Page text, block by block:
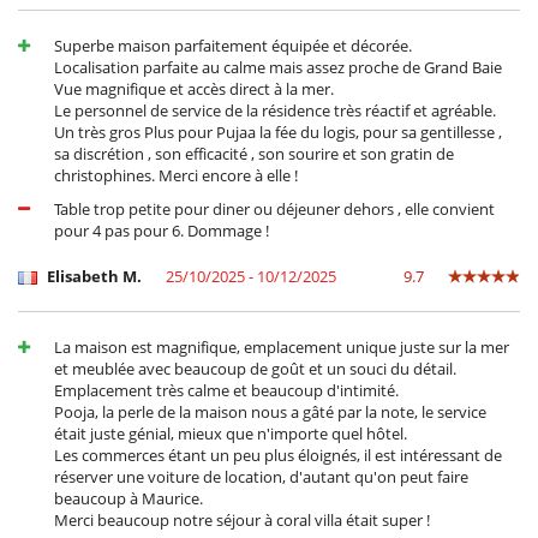
Para su comodidad y agrado
Comedor
Salón
Salón TV
Terraza
Personal
Personal doméstico
Señora de la limpieza
Superbe maison parfaitement équipée et décorée.
Localisation parfaite au calme mais assez proche de Grand Baie
Vue magnifique et accès direct à la mer.
Le personnel de service de la résidence très réactif et agréable.
Un très gros Plus pour Pujaa la fée du logis, pour sa gentillesse ,
sa discrétion , son efficacité , son sourire et son gratin de
christophines. Merci encore à elle !
Table trop petite pour diner ou déjeuner dehors , elle convient
pour 4 pas pour 6. Dommage !
Elisabeth M. 25/10/2025 - 10/12/2025 9.7
La maison est magnifique, emplacement unique juste sur la mer
et meublée avec beaucoup de goût et un souci du détail.
Emplacement très calme et beaucoup d'intimité.
Pooja, la perle de la maison nous a gâté par la note, le service
était juste génial, mieux que n'importe quel hôtel.
Les commerces étant un peu plus éloignés, il est intéressant de
réserver une voiture de location, d'autant qu'on peut faire
beaucoup à Maurice.
Merci beaucoup notre séjour à coral villa était super !